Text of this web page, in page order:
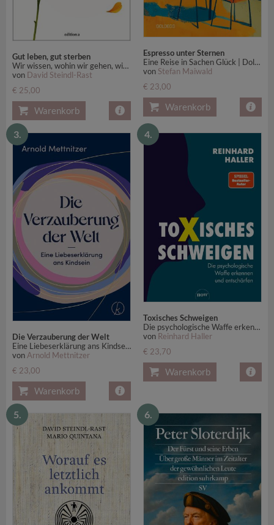
Gut leben, gut sterben
Wir wissen, wohin wir gehen, wir wissen nicht, wie es dort aussieht
von David Steindl-Rast
€ 25,00
Warenkorb
Espresso unter Sternen
Eine Reise in Sachen Glück | Dolce Vita zum Lesen: Der Sommer-Bestseller für alle, die von italienischem Lebensgefühl träumen
von Stefan Maiwald
€ 23,00
Warenkorb
3.
Die Verzauberung der Welt
Eine Liebeserklärung ans Kindsein
vonArnold Mettnitzer
€ 23,00
Warenkorb
4.
Toxisches Schweigen
Die psychologische Waffe erkennen und entschärfen
von Reinhard Haller
€ 23,70
Warenkorb
5. 6.